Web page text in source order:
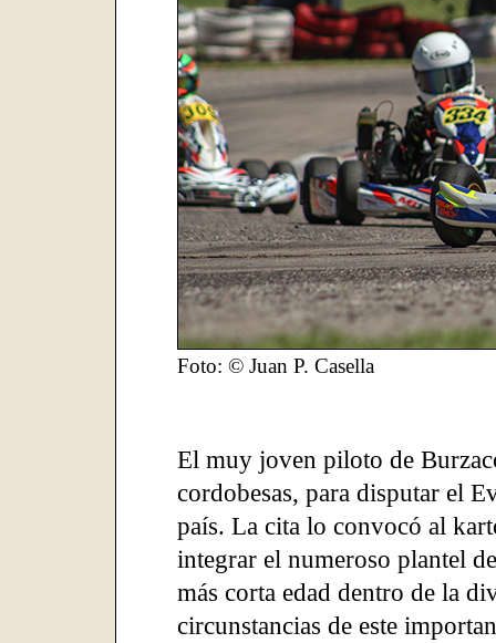
Foto: © Juan P. Casella
El muy joven piloto de
cordobesas, para disputar el
país. La cita lo convocó al
integrar el numeroso plantel
más corta edad dentro de la
circunstancias de este